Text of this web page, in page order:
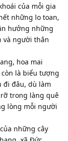
của mỗi gia
những lo toan,
hưởng những
và người thân
hoa mai
là biểu tượng
đi đâu, dù làm
trong làng quê
lòng mỗi người
những cây